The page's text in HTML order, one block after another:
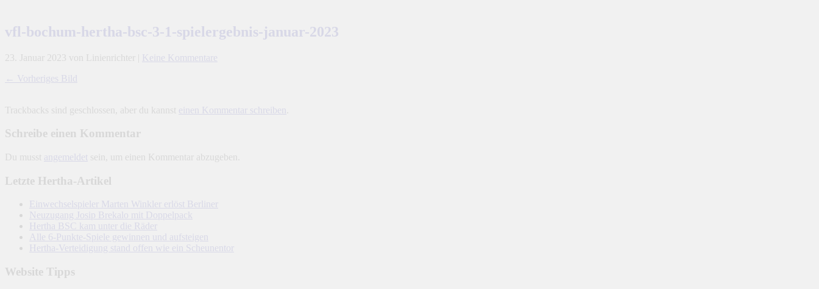
vfl-bochum-hertha-bsc-3-1-spielergebnis-januar-2023
23. Januar 2023 von Linienrichter
Keine Kommentare
← Vorheriges Bild
Trackbacks sind geschlossen, aber du kannst einen Kommentar schreiben
Schreibe einen Kommentar
Du musst angemeldet sein, um einen Kommentar abzugeben.
Letzte Hertha-Artikel
Einwechselspieler Marten Winkler erlöst Berliner
Neuzugang Josip Brekalo mit Doppelpack
Hertha BSC kam unter die Räder
Alle 6-Punkte-Spiele gewinnen und aufsteigen
Hertha-Verteidigung stand offen wie ein Scheunentor
Website Tipps